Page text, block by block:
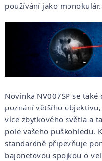
používání jako monokulár.
Novinka NV007SP se
poznání většího
více zbytkového světla a
pole vašeho puškohledu.
standardně připevňuje
bajonetovou spojkou o